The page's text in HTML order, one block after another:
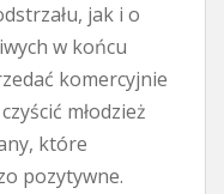
jak i o
w końcu
komercyjnie
młodzież
które
pozytywne.